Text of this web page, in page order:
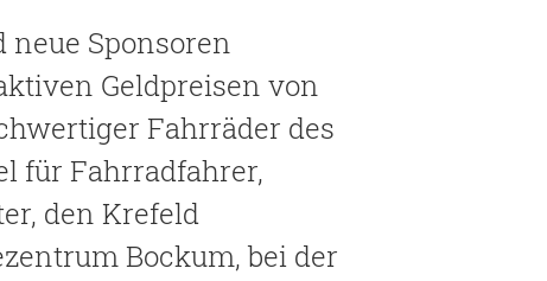
Sponsoren
Geldpreisen von
Fahrräder des
für Fahrradfahrer,
den Krefeld
Bockum, bei der